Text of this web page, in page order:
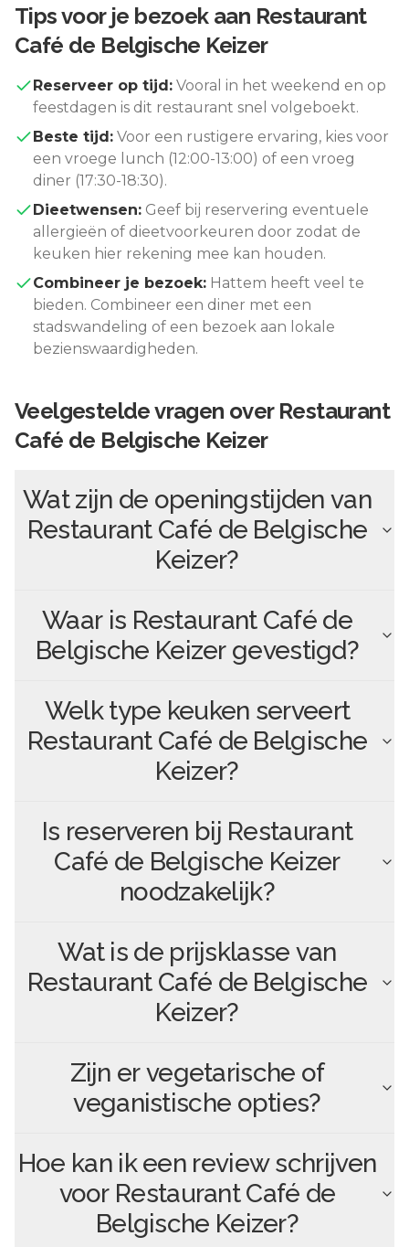
Tips voor je bezoek aan Restaurant
Café de Belgische Keizer
Reserveer op tijd: Vooral in het weekend en op
feestdagen is dit restaurant snel volgeboekt.
Beste tijd: Voor een rustigere ervaring, kies voor
een vroege lunch (12:00-13:00) of een vroeg
diner (17:30-18:30).
Dieetwensen: Geef bij reservering eventuele
allergieën of dieetvoorkeuren door zodat de
keuken hier rekening mee kan houden.
Combineer je bezoek: Hattem heeft veel te
bieden. Combineer een diner met een
stadswandeling of een bezoek aan lokale
bezienswaardigheden.
Veelgestelde vragen over Restaurant
Café de Belgische Keizer
Wat zijn de openingstijden van
Restaurant Café de Belgische
Keizer?
Waar is Restaurant Café de
Belgische Keizergevestigd?
Welk type keuken serveert
Restaurant Café de Belgische
Keizer?
Is reserveren bij Restaurant
Café de Belgische Keizer
noodzakelijk?
Wat is de prijsklasse van
Restaurant Café de Belgische
Keizer?
Zijn er vegetarische of
veganistische opties?
Hoe kan ik een review schrijven
voor Restaurant Café de
Belgische Keizer?